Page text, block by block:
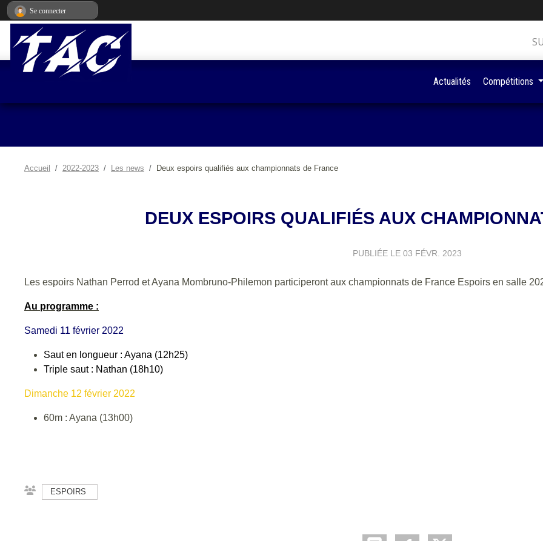
Accueil 2022-2023 Les news Deux espoirs qualifiés aux championnats de France
DEUX ESPOIRS QUALIFIÉS AUX
PUBLIÉE LE 03 FÉVR. 2023
Les espoirs Nathan Perrod et Ayana Mombruno-Philemon participeront aux championnats de France Espoirs en salle
Au programme :
Samedi 11 février 2022
Saut en longueur : Ayana (12h25)
Triple saut : Nathan (18h10)
Dimanche 12 février 2022
60m : Ayana (13h00)
ESPOIRS
Actualités Compétitions
Se connecter
Panneau de gestion des cookies